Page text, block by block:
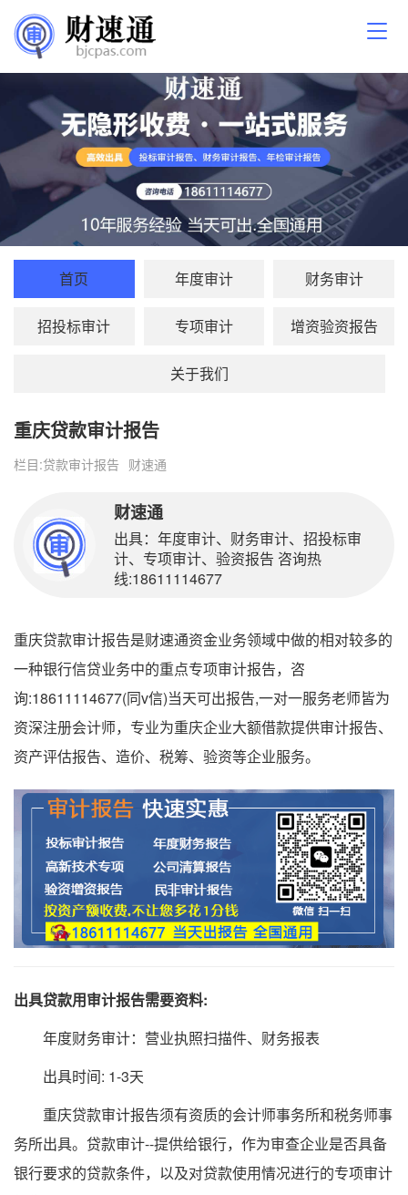
首页 年度审计 财务审计
招投标审计 专项审计 增资验资报告
关于我们
重庆贷款审计报告
栏目:贷款审计报告 财速通
财速通
出具：年度审计、财务审计、招投标审
计、专项审计、验资报告 咨询热
线:18611114677
重庆贷款审计报告是财速通资金业务领域中做的相对较多的
一种银行信贷业务中的重点专项审计报告，咨
询:18611114677(同v信)当天可出报告,一对一服务老师皆为
资深注册会计师，专业为重庆企业大额借款提供审计报告、
资产评估报告、造价、税筹、验资等企业服务。
出具贷款用审计报告需要资料:
年度财务审计：营业执照扫描件、财务报表
出具时间: 1-3天
重庆贷款审计报告须有资质的会计师事务所和税务师事
务所出具。贷款审计--提供给银行，作为审查企业是否具备
银行要求的贷款条件，以及对贷款使用情况进行的专项审计